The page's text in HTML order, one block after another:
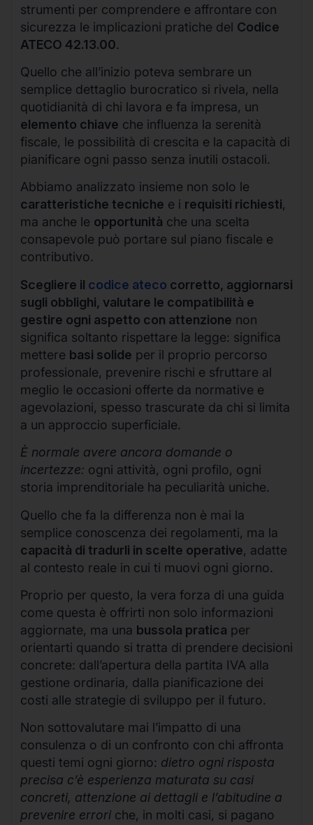
strumenti per comprendere e affrontare con
sicurezza le implicazioni pratiche del Codice
ATECO 42.13.00.
Quello che all’inizio poteva sembrare un
semplice dettaglio burocratico si rivela, nella
quotidianità di chi lavora e fa impresa, un
elemento chiave che influenza la serenità
fiscale, le possibilità di crescita e la capacità di
pianificare ogni passo senza inutili ostacoli.
Abbiamo analizzato insieme non solo le
caratteristiche tecniche e i requisiti richiesti,
ma anche le opportunità che una scelta
consapevole può portare sul piano fiscale e
contributivo.
Scegliere il codice ateco corretto, aggiornarsi
sugli obblighi, valutare le compatibilità e
gestire ogni aspetto con attenzione non
significa soltanto rispettare la legge: significa
mettere basi solide per il proprio percorso
professionale, prevenire rischi e sfruttare al
meglio le occasioni offerte da normative e
agevolazioni, spesso trascurate da chi si limita
a un approccio superficiale.
È normale avere ancora domande o
incertezze: ogni attività, ogni profilo, ogni
storia imprenditoriale ha peculiarità uniche.
Quello che fa la differenza non è mai la
semplice conoscenza dei regolamenti, ma la
capacità di tradurli in scelte operative, adatte
al contesto reale in cui ti muovi ogni giorno.
Proprio per questo, la vera forza di una guida
come questa è offrirti non solo informazioni
aggiornate, ma una bussola pratica per
orientarti quando si tratta di prendere decisioni
concrete: dall’apertura della partita IVA alla
gestione ordinaria, dalla pianificazione dei
costi alle strategie di sviluppo per il futuro.
Non sottovalutare mai l’impatto di una
consulenza o di un confronto con chi affronta
questi temi ogni giorno: dietro ogni risposta
precisa c’è esperienza maturata su casi
concreti, attenzione ai dettagli e l’abitudine a
prevenire errori che, in molti casi, si pagano